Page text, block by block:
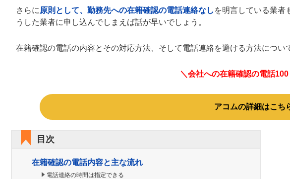
さらに 原則として、勤務先への在籍確認の電話連絡なし を明言している業者
うした業者に申し込んでしまえば話が早いでしょう。
在籍確認の電話の内容とその対応方法、そして電話連絡を避ける方法につい
＼会社への在籍確認の電話
アコムの詳細はこち
目次
在籍確認の電話内容と主な流れ
電話連絡の時間は指定できる